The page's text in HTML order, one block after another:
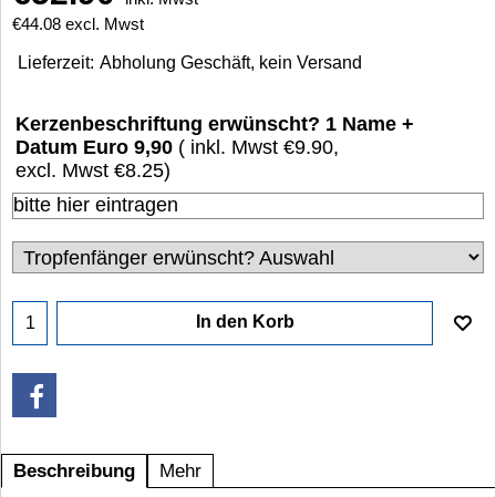
€44.08 excl. Mwst
Lieferzeit: Abholung Geschäft, kein Versand
Kerzenbeschriftung erwünscht? 1 Name +
Datum Euro 9,90 ( inkl. Mwst €9.90,
excl. Mwst €8.25)
In den Korb
Beschreibung Mehr